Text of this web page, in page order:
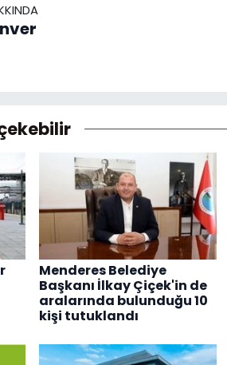
Menderes Belediye
Başkanı İlkay Çiçek'in de
aralarında bulunduğu 10
kişi tutuklandı